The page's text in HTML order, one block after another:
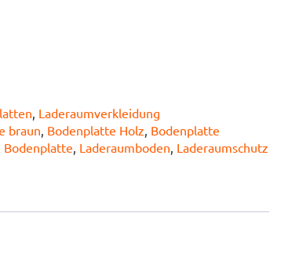
, Laderaumverkleidung
braun, Bodenplatte Holz, Bodenplatte
Bodenplatte, Laderaumboden, Laderaumschutz